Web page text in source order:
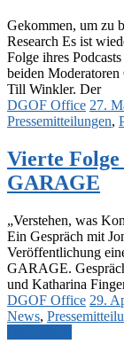
Gekommen, um zu
Research Es ist
Folge ihres
beiden
Till Winkler. Der
DGOF Office 27.
Pressemitteilungen,
Vierte Folge
GARAGE
„Verstehen, was
Ein Gespräch mit
Veröffentlichung
GARAGE.
und Katharina
DGOF Office 29.
News,